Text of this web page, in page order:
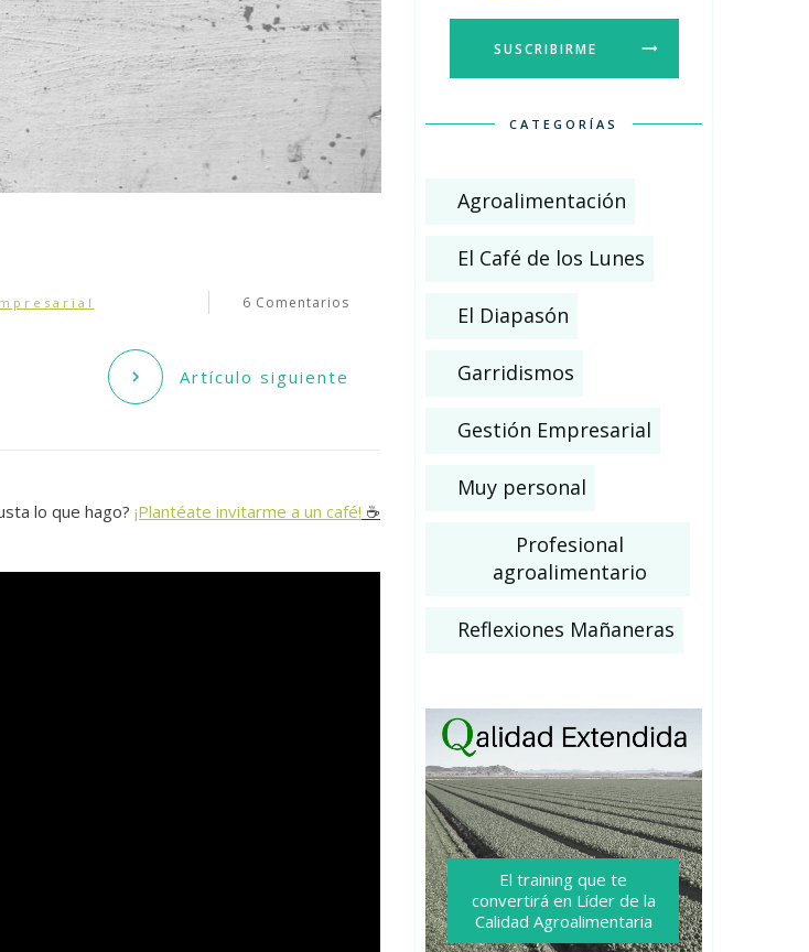
6 Comentarios
Artículo siguiente
lo que hago?¡Plantéate invitarme a un café! ☕️
SUSCRIBIRME
CATEGORÍAS
Agroalimentación
El Café de los Lunes
El Diapasón
Garridismos
Gestión Empresarial
Muy personal
Profesional
agroalimentario
Reflexiones Mañaneras
El training que te
convertirá en Líder de la
Calidad Agroalimentaria